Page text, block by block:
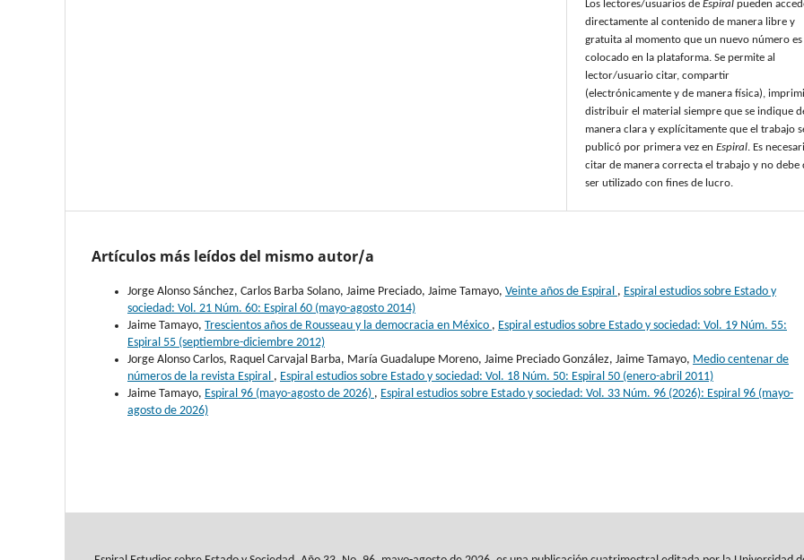
Los lectores/usuarios deEspiralpueden
directamente al contenido de manera libre y
gratuita al momento que un nuevo número es
colocado en la plataforma. Se permite al
lector/usuario citar, compartir
(electrónicamente y de manera física),
distribuir el material siempre que se indique
manera clara y explícitamente que el trabajo
publicó por primera vez enEspiral. Es
citar de manera correcta el trabajo y no debe
ser utilizado con fines de lucro.
Artículos más leídos del mismo autor/a
Jorge Alonso Sánchez, Carlos Barba Solano, Jaime Preciado, Jaime Tamayo, Veinte años de Espiral , Espiral estudios sobre Estado y
sociedad: Vol. 21 Núm. 60: Espiral 60 (mayo-agosto 2014)
Jaime Tamayo, Trescientos años de Rousseau y la democracia en México , Espiral estudios sobre Estado y sociedad: Vol. 19 Núm. 55:
Espiral 55 (septiembre-diciembre 2012)
Jorge Alonso Carlos, Raquel Carvajal Barba, María Guadalupe Moreno, Jaime Preciado González, Jaime Tamayo, Medio centenar de
números de la revista Espiral , Espiral estudios sobre Estado y sociedad: Vol. 18 Núm. 50: Espiral 50 (enero-abril 2011)
Jaime Tamayo, Espiral 96 (mayo-agosto de 2026) , Espiral estudios sobre Estado y sociedad: Vol. 33 Núm. 96 (2026): Espiral 96 (mayo-
agosto de 2026)